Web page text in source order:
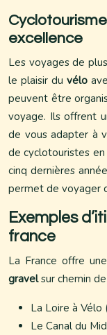
excellence
Les voyages de
le plaisir du vélo
peuvent être
voyage. Ils offrent
de vous adapter à
de cyclotouristes
cinq dernières
permet de voyager
Exemples
france
La France offre
gravelsur chemin
La Loire à Vélo
Le Canal du